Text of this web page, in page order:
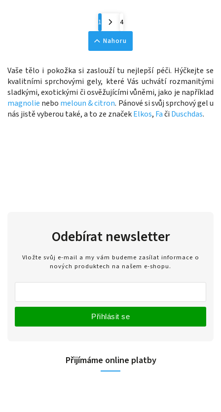
1
4
Nahoru
Vaše tělo i pokožka si zaslouží tu nejlepší péči. Hýčkejte se
kvalitními sprchovými gely, které Vás uchvátí rozmanitými
sladkými, exotickými či osvěžujícími vůněmi, jako je například
magnolie nebo meloun & citron. Pánové si svůj sprchový gel u
nás jistě vyberou také, a to ze značekElkos, Fači Duschdas.
Odebírat newsletter
Vložte svůj e-mail a my vám budeme zasílat informace o
nových produktech na našem e-shopu.
Přihlásit se
Přijímáme online platby